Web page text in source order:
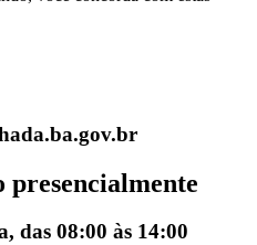
presencialmente
das 08:00 às 14:00